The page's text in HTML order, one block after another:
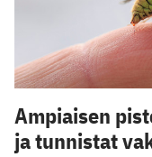
Ampiaisen
ja tunnistat